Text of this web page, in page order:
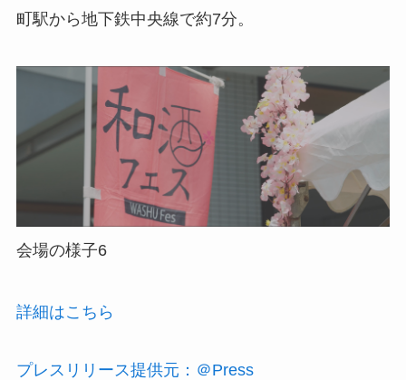
町駅から地下鉄中央線で約7分。
会場の様子6
詳細はこちら
プレスリリース提供元：＠Press